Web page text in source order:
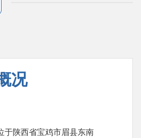
况
于陕西省宝鸡市眉县东南